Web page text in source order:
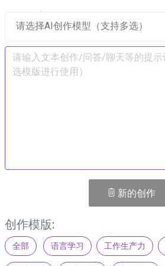
新的创作
创作模版:
全部 语言学习 工作生产力